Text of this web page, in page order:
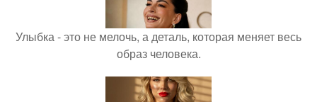
Улыбка - это не мелочь, а деталь, которая меняет весь
образ человека.